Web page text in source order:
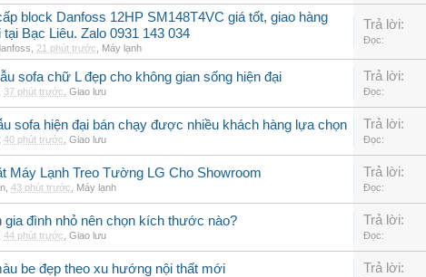
block Danfoss 12HP SM148T4VC giá tốt, giao hàng
tại Bạc Liêu. Zalo 0931 143 034
21 phút trước Máy lạnh
Trả lời:
Đọc:
sofa chữ L đẹp cho không gian sống hiện đại
37 phút trước Giao lưu
Trả lời:
Đọc:
sofa hiện đại bán chạy được nhiều khách hàng lựa chọn
40 phút trước Giao lưu
Trả lời:
Đọc:
Máy Lạnh Treo Tường LG Cho Showroom
43 phút trước Máy lạnh
Trả lời:
Đọc:
gia đình nhỏ nên chọn kích thước nào?
44 phút trước Giao lưu
Trả lời:
Đọc:
be đẹp theo xu hướng nội thất mới Trả lời: